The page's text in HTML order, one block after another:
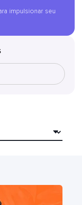
impulsionar seu